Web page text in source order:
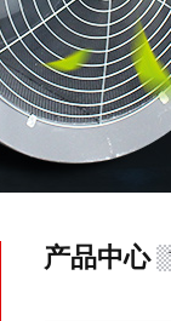
产品中心